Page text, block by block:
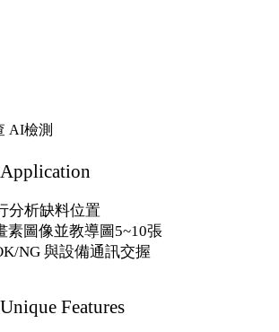
AI檢測
Application
分析缺料位置
素圖像並教導圖5~10張
NG 與設備通訊交握
Features